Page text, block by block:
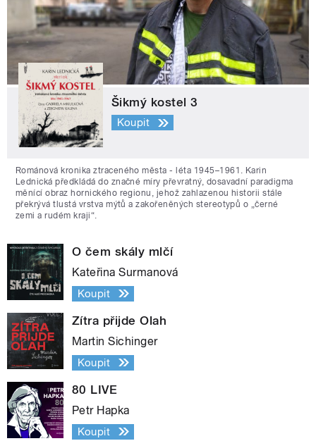
Šikmý kostel 3
Koupit
Románová kronika ztraceného města - léta 1945–1961. Karin
Lednická předkládá do značné míry převratný, dosavadní paradigma
měnící obraz hornického regionu, jehož zahlazenou historii stále
překrývá tlustá vrstva mýtů a zakořeněných stereotypů o „černé
zemi a rudém kraji“.
O čem skály mlčí
Kateřina Surmanová
Koupit
Zítra přijde Olah
Martin Sichinger
Koupit
80 LIVE
Petr Hapka
Koupit